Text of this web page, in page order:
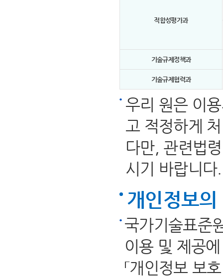
적합성평가과
기술규제정책과
기술규제협력과
우리 원은 이
고 적정하게
다만, 관련법
시기 바랍니다.
개인정보
국가기술표준
이용 및 제공
「개인정보 보